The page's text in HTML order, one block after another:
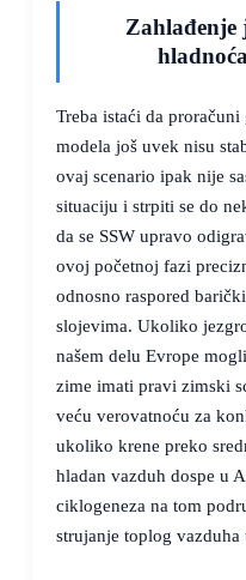
Zahlađenje
Treba istaći da
modela još uvek nisu
ovaj scenario ipak nije
situaciju i strpiti se do
da se SSW upravo
ovoj početnoj fazi
odnosno raspored
slojevima. Ukoliko
našem delu Evrope
zime imati pravi zimski
veću verovatnoću za
ukoliko krene preko
hladan vazduh dospe u
ciklogeneza na tom
strujanje toplog